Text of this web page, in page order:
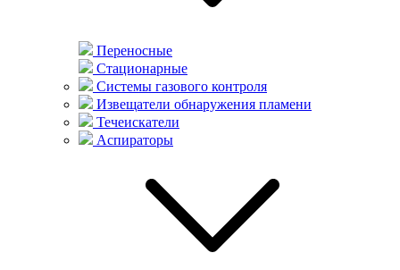
Переносные
Стационарные
Системы газового контроля
Извещатели обнаружения пламени
Течеискатели
Аспираторы